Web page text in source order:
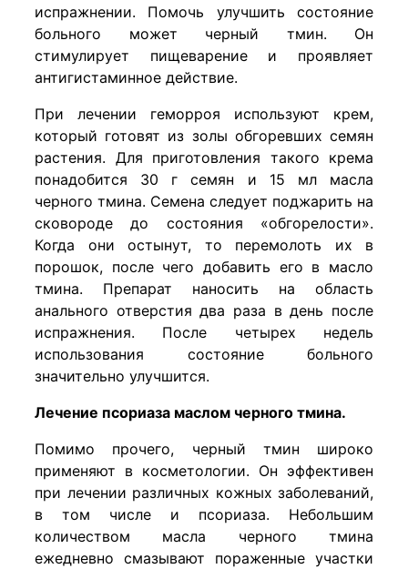
испражнении. Помочь улучшить состояние
больного может черный тмин. Он
стимулирует пищеварение и проявляет
антигистаминное действие.
При лечении геморроя используют крем,
который готовят из золы обгоревших семян
растения. Для приготовления такого крема
понадобится 30 г семян и 15 мл масла
черного тмина. Семена следует поджарить на
сковороде до состояния «обгорелости».
Когда они остынут, то перемолоть их в
порошок, после чего добавить его в масло
тмина. Препарат наносить на область
анального отверстия два раза в день после
испражнения. После четырех недель
использования состояние больного
значительно улучшится.
Лечение псориаза маслом черного тмина.
Помимо прочего, черный тмин широко
применяют в косметологии. Он эффективен
при лечении различных кожных заболеваний,
в том числе и псориаза. Небольшим
количеством масла черного тмина
ежедневно смазывают пораженные участки